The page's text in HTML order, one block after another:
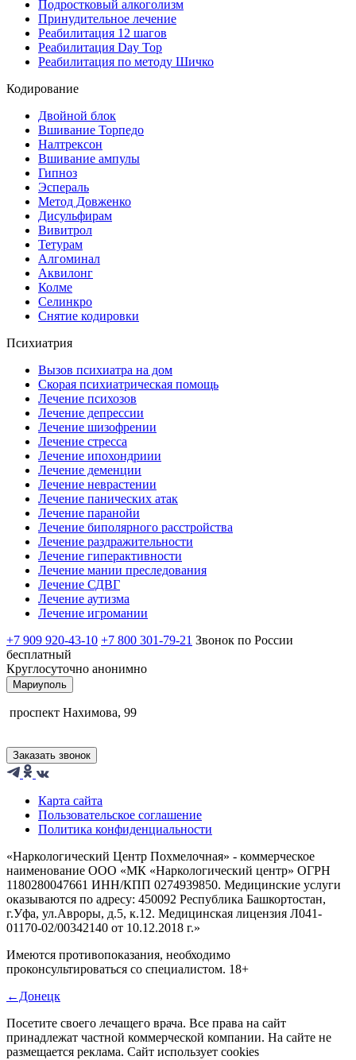
Подростковый алкоголизм
Принудительное лечение
Реабилитация 12 шагов
Реабилитация Day Top
Реабилитация по методу Шичко
Кодирование
Двойной блок
Вшивание Торпедо
Налтрексон
Вшивание ампулы
Гипноз
Эспераль
Метод Довженко
Дисульфирам
Вивитрол
Тетурам
Алгоминал
Аквилонг
Колме
Селинкро
Снятие кодировки
Психиатрия
Вызов психиатра на дом
Скорая психиатрическая помощь
Лечение психозов
Лечение депрессии
Лечение шизофрении
Лечение стресса
Лечение ипохондриии
Лечение деменции
Лечение неврастении
Лечение панических атак
Лечение паранойи
Лечение биполярного расстройства
Лечение раздражительности
Лечение гиперактивности
Лечение мании преследования
Лечение СДВГ
Лечение аутизма
Лечение игромании
+7 909 920-43-10 +7 800 301-79-21 Звонок по России
бесплатный
Круглосуточно анонимно
Мариуполь
проспект Нахимова, 99
Заказать звонок
Карта сайта
Пользовательское соглашение
Политика конфиденциальности
«Наркологический Центр Похмелочная» - коммерческое
наименование ООО «МК «Наркологический центр» ОГРН
1180280047661 ИНН/КПП 0274939850. Медицинские услуги
оказываются по адресу: 450092 Республика Башкортостан,
г.Уфа, ул.Авроры, д.5, к.12. Медицинская лицензия Л041-
01170-02/00342140 от 10.12.2018 г.»
Имеются противопоказания, необходимо
проконсультироваться со специалистом. 18+
←Донецк
Посетите своего лечащего врача. Все права на сайт
принадлежат частной коммерческой компании. На сайте не
размещается реклама. Сайт использует cookies